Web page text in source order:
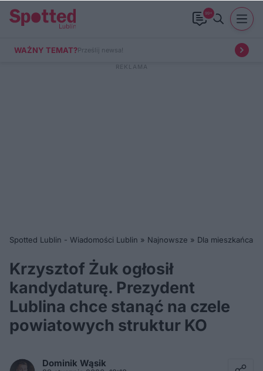
99+
WAŻNY TEMAT?Prześlij newsa!
Spotted Lublin - Wiadomości Lublin » Najnowsze » Dla mieszkańca
Krzysztof Żuk ogłosił
kandydaturę. Prezydent
Lublina chce stanąć na czele
powiatowych struktur KO
Dominik Wąsik